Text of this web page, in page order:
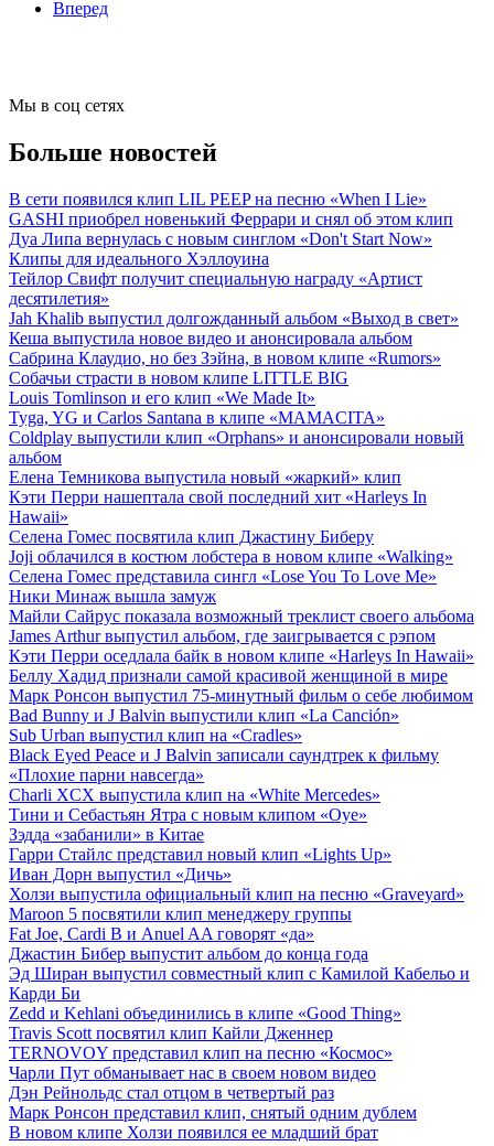
Вперед
Мы в соц сетях
Больше новостей
В сети появился клип LIL PEEP на песню «When I Lie»
GASHI приобрел новенький Феррари и снял об этом клип
Дуа Липа вернулась с новым синглом «Don't Start Now»
Клипы для идеального Хэллоуина
Тейлор Свифт получит специальную награду «Артист
десятилетия»
Jah Khalib выпустил долгожданный альбом «Выход в свет»
Кеша выпустила новое видео и анонсировала альбом
Сабрина Клаудио, но без Зэйна, в новом клипе «Rumors»
Собачьи страсти в новом клипе LITTLE BIG
Louis Tomlinson и его клип «We Made It»
Tyga, YG и Carlos Santana в клипе «MAMACITA»
Coldplay выпустили клип «Orphans» и анонсировали новый
альбом
Елена Темникова выпустила новый «жаркий» клип
Кэти Перри нашептала свой последний хит «Harleys In
Hawaii»
Селена Гомес посвятила клип Джастину Биберу
Joji облачился в костюм лобстера в новом клипе «Walking»
Селена Гомес представила сингл «Lose You To Love Me»
Ники Минаж вышла замуж
Майли Сайрус показала возможный треклист своего альбома
James Arthur выпустил альбом, где заигрывается с рэпом
Кэти Перри оседлала байк в новом клипе «Harleys In Hawaii»
Беллу Хадид признали самой красивой женщиной в мире
Марк Ронсон выпустил 75-минутный фильм о себе любимом
Bad Bunny и J Balvin выпустили клип «La Canción»
Sub Urban выпустил клип на «Cradles»
Black Eyed Peace и J Balvin записали саундтрек к фильму
«Плохие парни навсегда»
Charli XCX выпустила клип на «White Mercedes»
Тини и Себастьян Ятра с новым клипом «Oye»
Зэдда «забанили» в Китае
Гарри Стайлс представил новый клип «Lights Up»
Иван Дорн выпустил «Дичь»
Холзи выпустила официальный клип на песню «Graveyard»
Maroon 5 посвятили клип менеджеру группы
Fat Joe, Cardi B и Anuel AA говорят «да»
Джастин Бибер выпустит альбом до конца года
Эд Ширан выпустил совместный клип с Камилой Кабельо и
Карди Би
Zedd и Kehlani объединились в клипе «Good Thing»
Travis Scott посвятил клип Кайли Дженнер
TERNOVOY представил клип на песню «Космос»
Чарли Пут обманывает нас в своем новом видео
Дэн Рейнольдс стал отцом в четвертый раз
Марк Ронсон представил клип, снятый одним дублем
В новом клипе Холзи появился ее младший брат